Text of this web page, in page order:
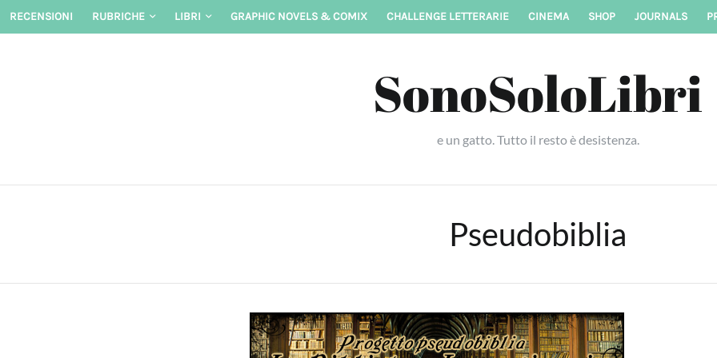
Skip
RECENSIONI RUBRICHE LIBRI GRAPHIC NOVELS & COMIX CHALLENGE LETTERARIE CINEMA SHOP JOURNALS
SonoSoloLibri
e un gatto. Tutto il resto è desistenza.
Pseudobiblia